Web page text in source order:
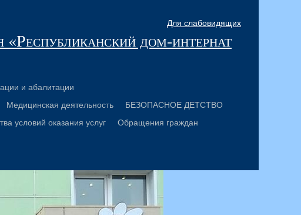
Для слабовидящих
дом-интернат
и абалитации
Медицинская деятельность
БЕЗОПАСНОЕ ДЕТСТВО
условий оказания услуг
Обращения граждан